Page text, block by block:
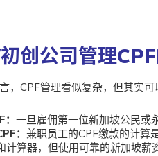
创公司管理
，CPF管理看似复杂，但其实可
一旦雇佣第一位新加坡公民或
： 兼职员工的CPF缴款的计算
计算器，但使用可靠的新加坡薪